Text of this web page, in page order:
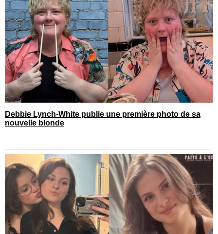
Debbie Lynch-White publie une première photo de sa
nouvelle blonde